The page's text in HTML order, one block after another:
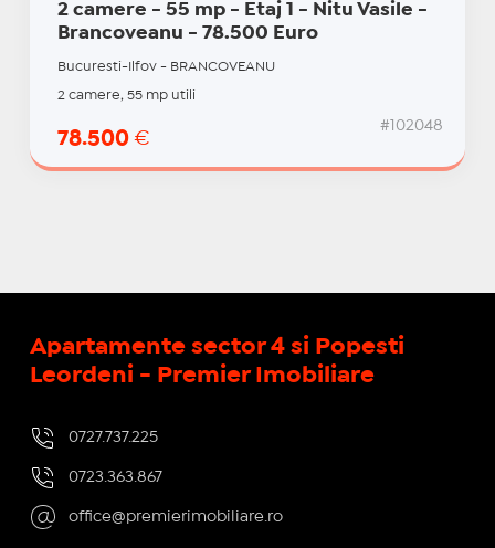
2 camere - 55 mp - Etaj 1 - Nitu Vasile -
Brancoveanu - 78.500 Euro
Bucuresti-Ilfov - BRANCOVEANU
2 camere, 55 mp utili
78.500 €
#102048
Apartamente sector 4 si Popesti
Leordeni - Premier Imobiliare
0727.737.225
0723.363.867
office@premierimobiliare.ro